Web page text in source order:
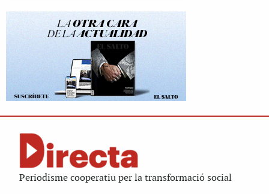
Periodisme cooperatiu per la transformació social